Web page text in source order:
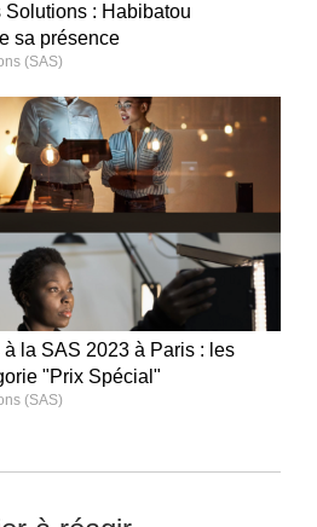
Solutions : Habibatou
sa présence
(SAS)
la SAS 2023 à Paris : les
"Prix Spécial"
(SAS)